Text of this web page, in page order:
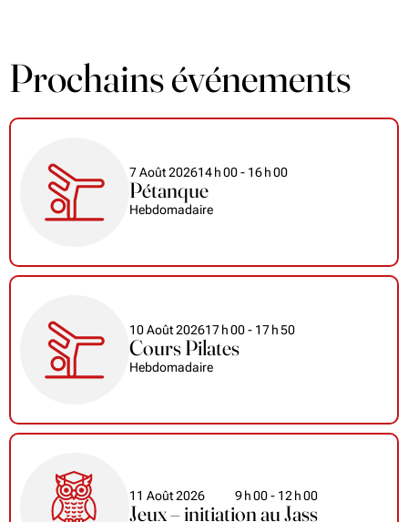
Prochains événements
7 Août 202614h00- 16h00
Pétanque
Hebdomadaire
10 Août 202617h00- 17h50
Cours Pilates
Hebdomadaire
11 Août 2026 9h00- 12h00
Jeux – initiation au Jass